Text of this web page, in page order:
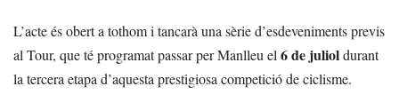
L’acte és obert a tothom i tancarà una sèrie d’esdeveniments previs
al Tour, que té programat passar per Manlleu el 6 de julioldurant
la tercera etapa d’aquesta prestigiosa competició de ciclisme.